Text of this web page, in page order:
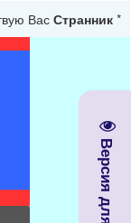
Вас Странник *